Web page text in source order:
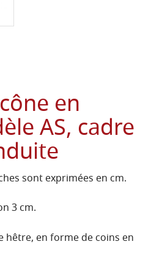
en
AS, cadre
sont exprimées en cm.
3 cm.
hêtre, en forme de coins en